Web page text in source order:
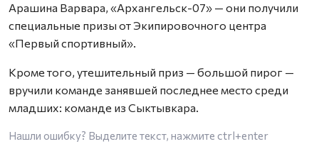
Арашина Варвара, «Архангельск-07» — они получили
специальные призы от Экипировочного центра
«Первый спортивный».
Кроме того, утешительный приз — большой пирог —
вручили команде занявшей последнее место среди
младших: команде из Сыктывкара.
Нашли ошибку? Выделите текст, нажмите ctrl+enter